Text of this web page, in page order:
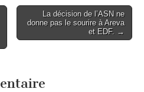
La décision de l’ASN ne
donne pas le sourire à Areva
et EDF. →